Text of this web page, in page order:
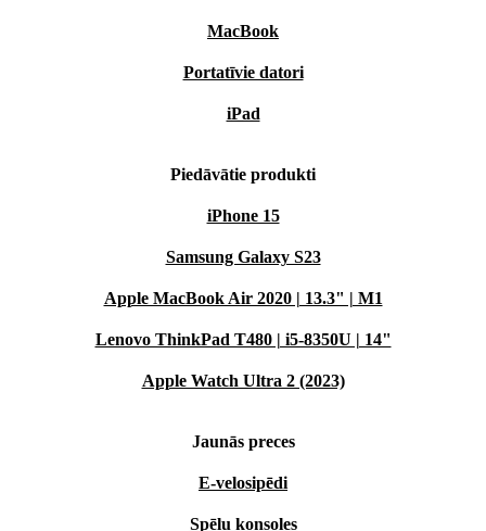
MacBook
Portatīvie datori
iPad
Piedāvātie produkti
iPhone 15
Samsung Galaxy S23
Apple MacBook Air 2020 | 13.3" | M1
Lenovo ThinkPad T480 | i5-8350U | 14"
Apple Watch Ultra 2 (2023)
Jaunās preces
E-velosipēdi
Spēļu konsoles